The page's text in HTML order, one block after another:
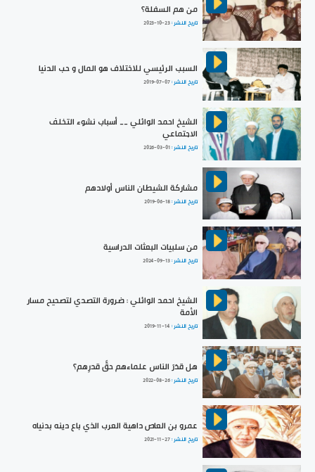
من هم السفلة؟
تاريخ النشر :2023-10-23
السبب الرئيسي للاختلاف هو المال و حب الدنيا
تاريخ النشر :2019-07-07
الشيخ احمد الوائلي __ أسباب نشوء التخلف
الاجتماعي
تاريخ النشر :2026-03-01
مشاركة الشيطان الناس أولادهم
تاريخ النشر :2019-06-18
من سلبيات البعثات الدراسية
تاريخ النشر :2024-09-13
الشيخ احمد الوائلي : ضرورة التصدي لتصحيح مسار
الأمة
تاريخ النشر : 2019-11-14
هل قدَرَ الناس علماءهم حقَّ قدرِهم؟
تاريخ النشر :2022-08-26
عمرو بن العاص داهية العرب الذي باع دينه بدنياه
تاريخ النشر :2021-11-27